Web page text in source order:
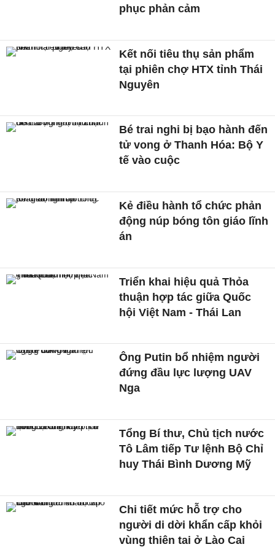
phục phản cảm
Kết nối tiêu thụ sản phẩm
tại phiên chợ HTX tỉnh Thái
Nguyên
Bé trai nghi bị bạo hành đến
tử vong ở Thanh Hóa: Bộ Y
tế vào cuộc
Kẻ điều hành tổ chức phản
động núp bóng tôn giáo lĩnh
án
Triển khai hiệu quả Thỏa
thuận hợp tác giữa Quốc
hội Việt Nam - Thái Lan
Ông Putin bổ nhiệm người
đứng đầu lực lượng UAV
Nga
Tổng Bí thư, Chủ tịch nước
Tô Lâm tiếp Tư lệnh Bộ Chỉ
huy Thái Bình Dương Mỹ
Chi tiết mức hỗ trợ cho
người di dời khẩn cấp khỏi
vùng thiên tai ở Lào Cai